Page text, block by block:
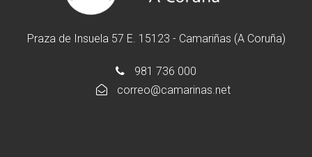
Praza de Insuela 57 E. 15123 - Camariñas (A Coruña)
981 736 000
correo@camarinas.net